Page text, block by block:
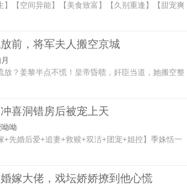
】【空间异能】【美食致富】【久别重逢】【甜宠爽
前，将军夫人搬空京城
放？姜黎半点不慌！皇帝昏聩，奸臣当道，她搬空整
喜洞错房后被宠上天
呦
+先婚后爱+追妻+救赎+双洁+团宠+姐控】季姝恬一
嫁大佬，戏坛娇娇撩到他心慌